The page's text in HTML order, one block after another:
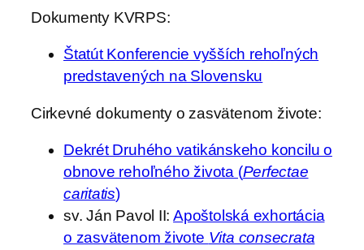
Dokumenty KVRPS:
Štatút Konferencie vyšších rehoľných
predstavených na Slovensku
Cirkevné dokumenty o zasvätenom živote:
Dekrét Druhého vatikánskeho koncilu o
obnove rehoľného života (Perfectae
caritatis)
sv. Ján Pavol II:Apoštolská exhortácia
o zasvätenom živote Vita consecrata